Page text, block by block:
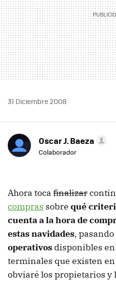
31 Diciembre 2008
Oscar J. Baeza
Colaborador
Ahora toca finalizar
compras sobre qué
cuenta a la hora de
estas navidades, pasando
operativos disponibles
terminales que existen en
obviaré los propietarios